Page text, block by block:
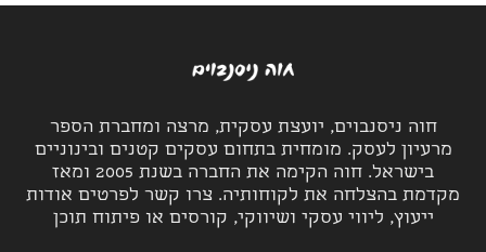
חוה ניסנבוים, יועצת עסקית, מרצה ומחברת הספר
מרעיון לעסק. מומחית בתחום עסקים קטנים ובינוניים
בישראל. חוה הקימה את החברה בשנת 2005 ומאז
מקדמת בהצלחה את לקוחותיה. צרו קשר לפרטים אודות
ייעוץ, ליווי עסקי ושיווקי, קורסים או פיתוח תוכן